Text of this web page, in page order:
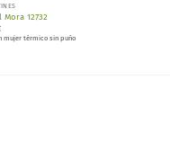
Mora 12732
mujer térmico sin puño